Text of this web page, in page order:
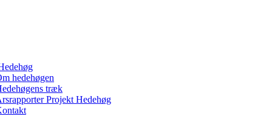
hedehøgen
træk
Projekt Hedehøg